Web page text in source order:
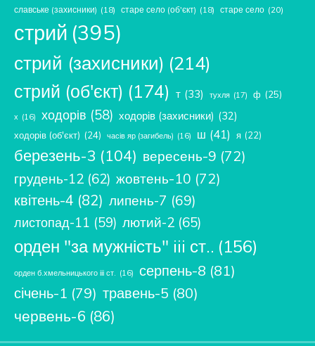
славське (захисники) (18) старе село (об'єкт) (18) старе село (20)
стрий (395)
стрий (захисники) (214)
стрий (об'єкт) (174) т (33) тухля (17) ф (25)
х (16) ходорів (58) ходорів (захисники) (32)
ходорів (об'єкт) (24) часів яр (загибель) (16) ш (41) я (22)
березень-3 (104) вересень-9 (72)
грудень-12 (62) жовтень-10 (72)
квітень-4 (82) липень-7 (69)
листопад-11 (59) лютий-2 (65)
орден "за мужність" iii ст.. (156)
орден б.хмельницького ііі ст. (16) серпень-8 (81)
січень-1 (79) травень-5 (80)
червень-6 (86)